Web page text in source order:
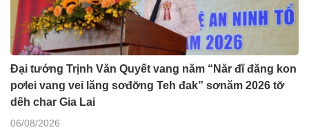
Đại tướng Trịnh Văn Quyết vang năm “Năr đĭ đăng kon
pơlei vang vei lăng sơđơ̆ng Teh đak” sơnăm 2026 tơ̆
dêh char Gia Lai
06/08/2026